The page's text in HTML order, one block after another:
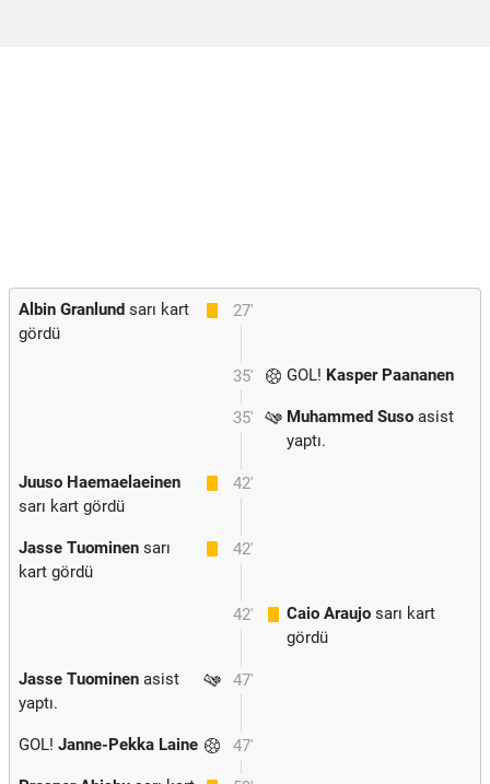
27'
Albin Granlund sarı kart
gördü
35' GOL! Kasper Paananen
35' Muhammed Suso asist
yaptı.
42'
Juuso Haemaelaeinen
sarı kart gördü
42'
Jasse Tuominen sarı
kart gördü
42' Caio Araujo sarı kart
gördü
47'
Jasse Tuominen asist
yaptı.
47'
GOL! Janne-Pekka Laine